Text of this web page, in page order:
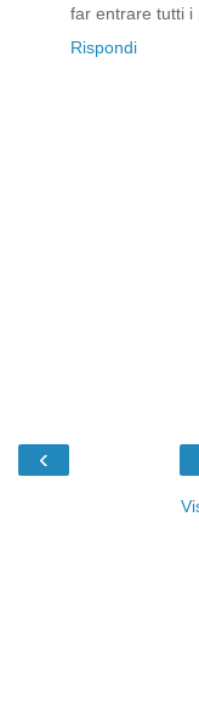
far entrare tutti i
Rispondi
‹